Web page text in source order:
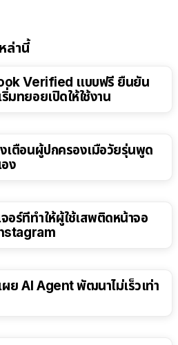
ล่านี้
Verified แบบฟรี ยืนยัน
มทยอยเปิดให้ใช้งาน
เตือนผู้ปกครองเมื่อวัยรุ่นพูด
ง
อร์ที่ทำให้ผู้ใช้เสพติดหน้าจอ
ย AI Agent พัฒนาไม่เร็วเท่า